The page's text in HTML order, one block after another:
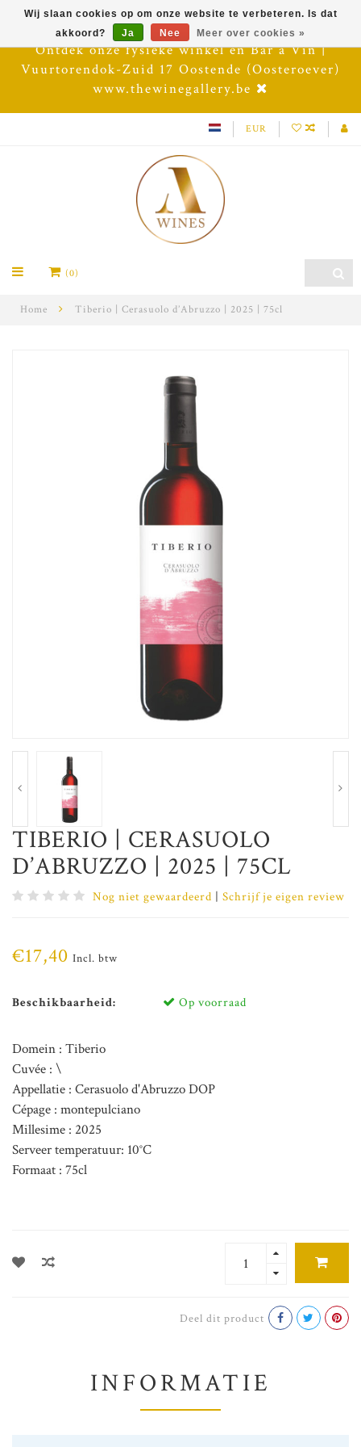
Ontdek onze fysieke winkel en Bar à Vin |
Vuurtorendok-Zuid 17 Oostende (Oosteroever)
www.thewinegallery.be
EUR
(0)
Home Tiberio | Cerasuolo d’Abruzzo | 2025 | 75cl
TIBERIO | CERASUOLO
D’ABRUZZO | 2025 | 75CL
Nog niet gewaardeerd | Schrijf je eigen review
€17,40 Incl. btw
Beschikbaarheid: Op voorraad
Domein : Tiberio
Cuvée : \
Appellatie : Cerasuolo d'Abruzzo DOP
Cépage : montepulciano
Millesime : 2025
Serveer temperatuur: 10°C
Formaat : 75cl
Deel dit product
INFORMATIE
Wij slaan cookies op om onze website te verbeteren. Is dat
akkoord?
Ja Nee Meer over cookies »